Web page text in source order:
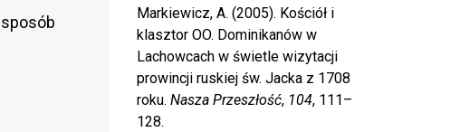
Markiewicz, A. (2005). Kościół i
klasztor OO. Dominikanów w
Lachowcach w świetle wizytacji
prowincji ruskiej św. Jacka z 1708
roku. Nasza Przeszłość, 104, 111–
128.